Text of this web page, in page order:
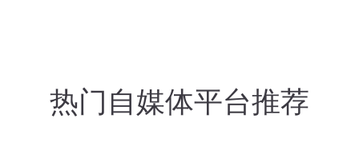
热门自媒体平台推荐